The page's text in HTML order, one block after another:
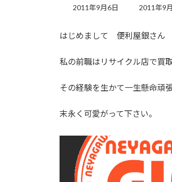
2011年9月6日
最
新
時
:
2011年9
はじめまして 便利屋銀さん
私の前職はリサイクル店で買
その経験を生かて一生懸命頑
末永く可愛がって下さい。